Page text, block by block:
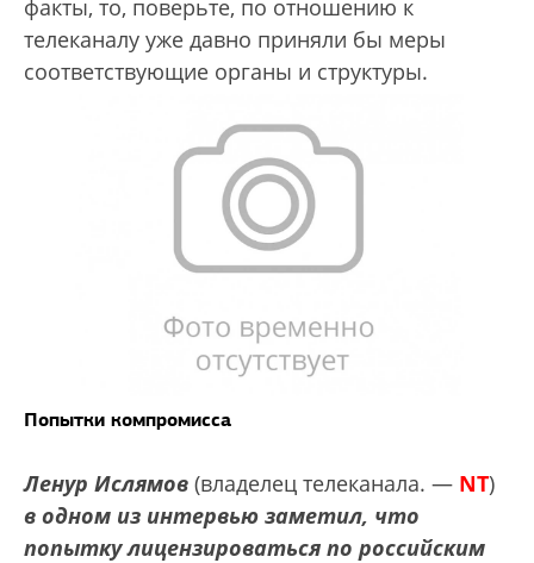
факты, то, поверьте, по отношению к
телеканалу уже давно приняли бы меры
соответствующие органы и структуры.
Попытки компромисса
Ленур Ислямов (владелец телеканала. — NT)
в одном из интервью заметил, что
попытку лицензироваться по российским